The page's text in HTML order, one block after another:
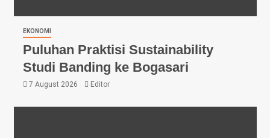
EKONOMI
Puluhan Praktisi Sustainability
Studi Banding ke Bogasari
7 August 2026 Editor